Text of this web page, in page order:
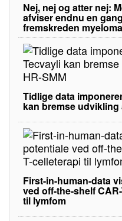
Nej, nej og atter nej:
afviser endnu en
fremskreden
Tidlige data
kan bremse udvikling
First-in-human-data
ved off-the-shelf
til lymfom